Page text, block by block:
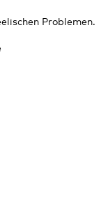
Problemen.